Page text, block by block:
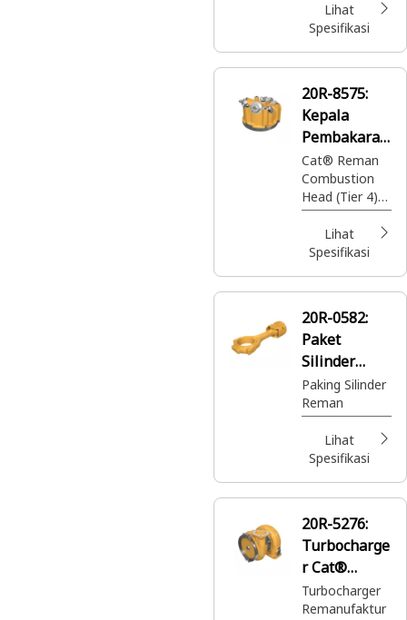
Lihat
Spesifikasi
20R-8575:
Kepala
Pembakaran
Cat® Reman
Cat® Reman
Combustion
Head (Tier 4)
(24 Volt) (2
Stage)Lihat
Spesifikasi
20R-0582:
Paket
Silinder
Cat® Reman
Paking Silinder
Reman
Lihat
Spesifikasi
20R-5276:
Turbocharge
r Cat®
Reman
Turbocharger
Remanufaktur